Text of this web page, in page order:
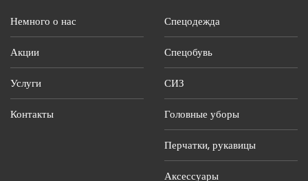
Немного о нас
Акции
Услуги
Контакты
Спецодежда
Спецобувь
СИЗ
Головные уборы
Перчатки, рукавицы
Аксессуары